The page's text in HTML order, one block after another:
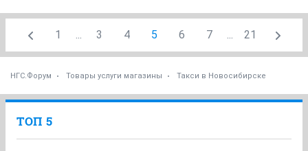
1 ... 3 4 5 6 7 ... 21
НГС.Форум Товары услуги магазины Такси в Новосибирске
ТОП 5